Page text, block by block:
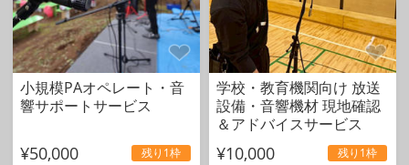
小規模PAオペレート・音
響サポートサービス
¥50,000 残り1枠
学校・教育機関向け 放送
設備・音響機材 現地確認
＆アドバイスサービス
¥10,000 残り1枠